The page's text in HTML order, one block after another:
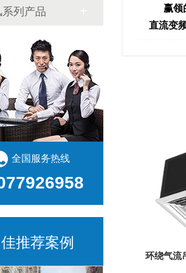
赢领
直流变
环绕气流
列产品
全国服务热线
推荐案例